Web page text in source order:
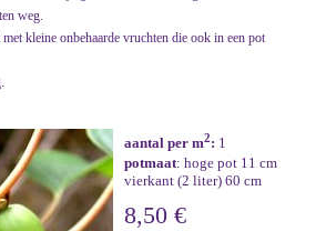
weg.
kleine onbehaarde vruchten die ook in een pot
aantal per m2: 1
potmaat: hoge pot 11 cm
vierkant (2 liter) 60 cm
8,50 €